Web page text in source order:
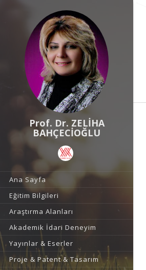
Prof. Dr. ZELİHA
BAHÇECİOĞLU
Ana Sayfa
Eğitim Bilgileri
Araştırma Alanları
Akademik İdari Deneyim
Yayınlar & Eserler
Proje & Patent & Tasarım